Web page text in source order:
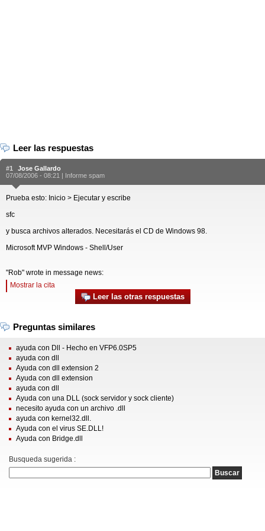
Leer las respuestas
#1
Jose Gallardo
07/08/2006 - 08:21 | Informe spam
Prueba esto: Inicio > Ejecutar y escribe
sfc
y busca archivos alterados. Necesitarás el CD de Windows 98.
Microsoft MVP Windows - Shell/User
"Rob" wrote in message news:
Mostrar la cita
Leer las otras respuestas
Preguntas similares
ayuda con Dll - Hecho en VFP6.0SP5
ayuda con dll
Ayuda con dll extension 2
Ayuda con dll extension
ayuda con dll
Ayuda con una DLL (sock servidor y sock cliente)
necesito ayuda con un archivo .dll
ayuda con kernel32.dll.
Ayuda con el virus SE.DLL!
Ayuda con Bridge.dll
Busqueda sugerida :